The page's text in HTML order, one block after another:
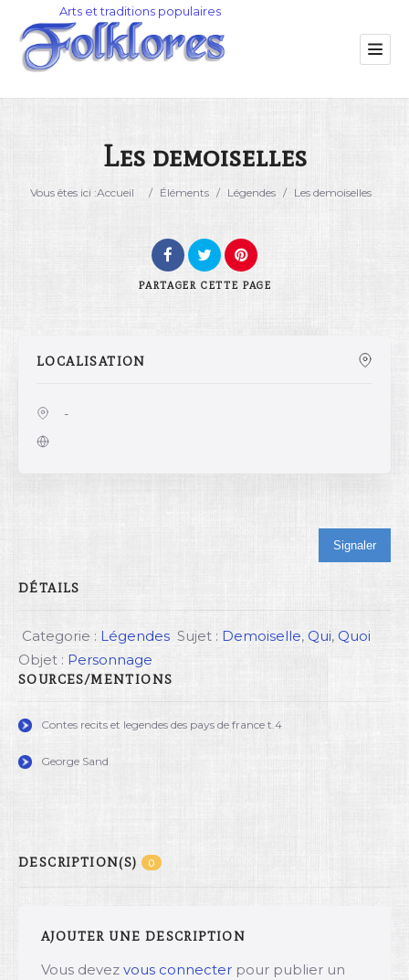
Catégorie
Les demoiselles
Vous êtes ici :Accueil / Éléments / Légendes / Les demoiselles
PARTAGER CETTE PAGE
LOCALISATION
-
Signaler
DÉTAILS
Categorie : Légendes Sujet : Demoiselle, Qui, Quoi
Objet : Personnage
SOURCES/MENTIONS
Contes recits et legendes des pays de france t.4
George Sand
DESCRIPTION(S) 0
AJOUTER UNE DESCRIPTION
Vous devez vous connecter pour publier un